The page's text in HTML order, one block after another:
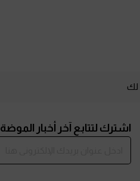
لك
اشترك لتتابع آخر أخبار الموضة